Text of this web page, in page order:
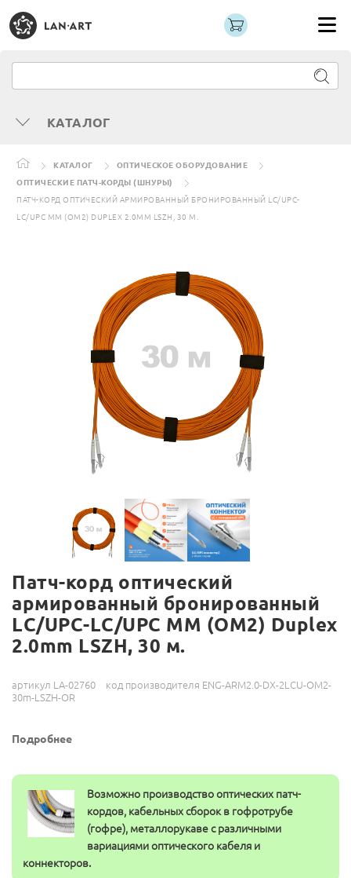
КАТАЛОГ
КАТАЛОГ
ОПТИЧЕСКОЕ ОБОРУДОВАНИЕ
ОПТИЧЕСКИЕ ПАТЧ-КОРДЫ (ШНУРЫ)
ПАТЧ-КОРД ОПТИЧЕСКИЙ АРМИРОВАННЫЙ БРОНИРОВАННЫЙ LC/UPC-
LC/UPC MM (OM2) DUPLEX 2.0MM LSZH, 30 М.
Патч-корд оптический
армированный бронированный
LC/UPC-LC/UPC MM (OM2) Duplex
2.0mm LSZH, 30 м.
артикул LA-02760
код производителя ENG-ARM2.0-DX-2LCU-OM2-
30m-LSZH-OR
Подробнее
Возможно производство оптических патч-
кордов, кабельных сборок в гофротрубе
(гофре), металлорукаве с различными
вариациями оптического кабеля и
коннекторов.